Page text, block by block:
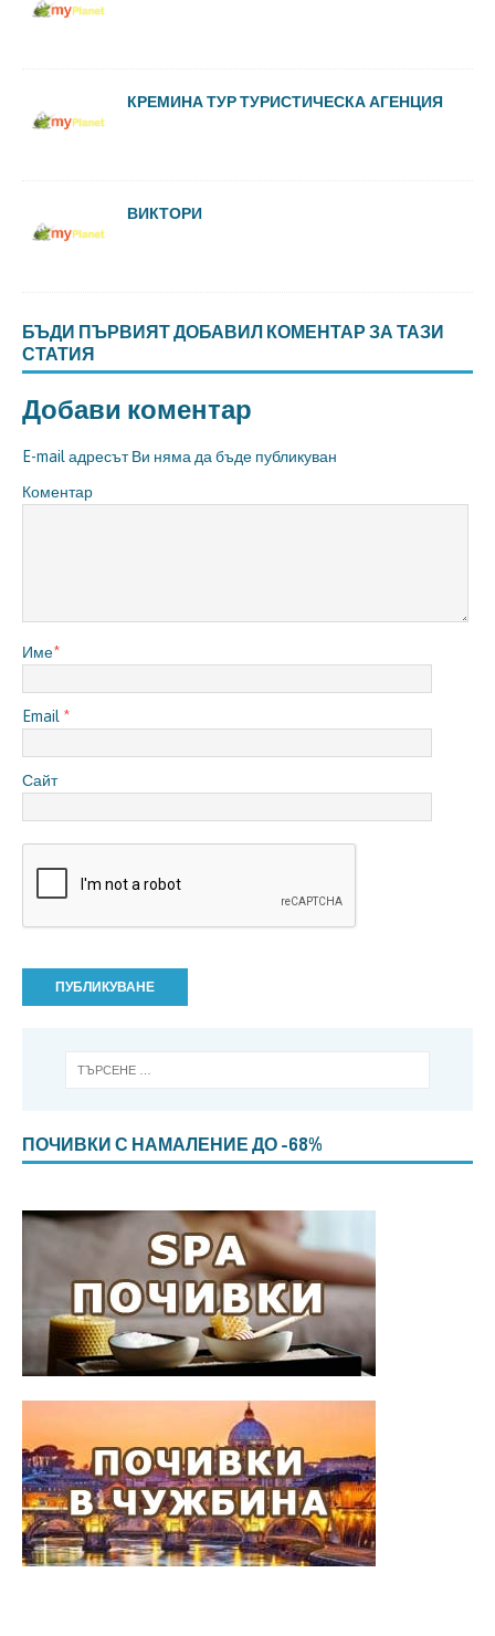
КРЕМИНА ТУР ТУРИСТИЧЕСКА АГЕНЦИЯ
ВИКТОРИ
БЪДИ ПЪРВИЯТ ДОБАВИЛ КОМЕНТАР ЗА ТАЗИ
СТАТИЯ
Добави коментар
E-mail адресът Ви няма да бъде публикуван
Коментар
Име*
Email *
Сайт
ПОЧИВКИ С НАМАЛЕНИЕ ДО -68%